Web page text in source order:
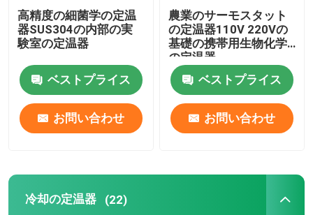
品質管理
お問い合わせ
ニュース
実験室のより乾燥したオーブン
高精度の細菌学の定温
器SUS304の内部の実
験室の定温器
ベストプライス
お問い合わせ
農業のサーモスタット
の定温器110V 220Vの
基礎の携帯用生物化学
の定温器
ベストプライス
お問い合わせ
冷却の定温器 (22)